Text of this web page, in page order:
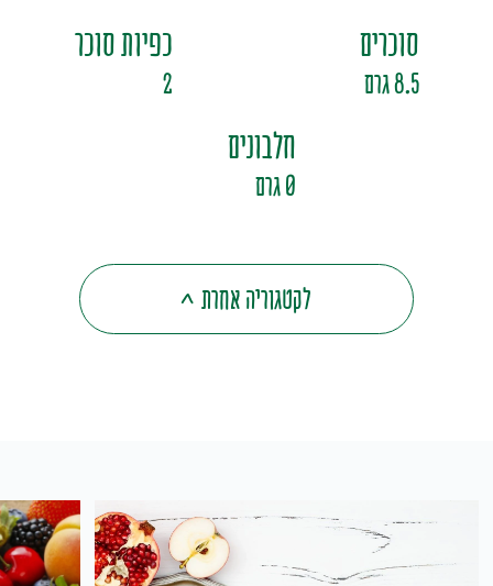
סוכרים
8.5 גרם
כפיות סוכר
2
חלבונים
0 גרם
לקטגוריה אחרת>